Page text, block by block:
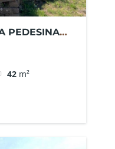
PEDESINA
42 m²